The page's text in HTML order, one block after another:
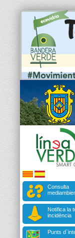
Consulta
Notifica la
incidència
Punts